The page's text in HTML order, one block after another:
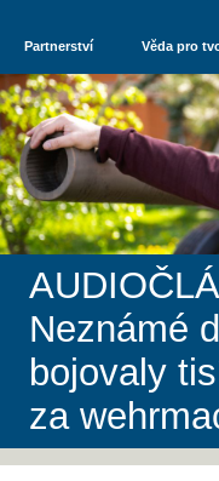
Partnerství Věda pro
Neznámé
bojovaly
za